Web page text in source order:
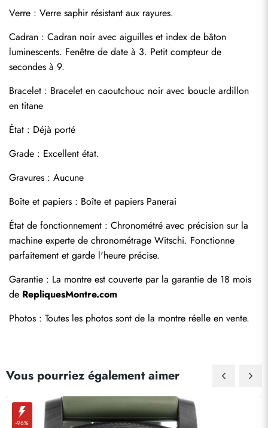
Verre : Verre saphir résistant aux rayures.
Cadran : Cadran noir avec aiguilles et index de bâton
luminescents. Fenêtre de date à 3. Petit compteur de
secondes à 9.
Bracelet : Bracelet en caoutchouc noir avec boucle ardillon
en titane
État : Déjà porté
Grade : Excellent état.
Gravures : Aucune
Boîte et papiers : Boîte et papiers Panerai
État de fonctionnement : Chronométré avec précision sur la
machine experte de chronométrage Witschi. Fonctionne
parfaitement et garde l'heure précise.
Garantie : La montre est couverte par la garantie de 18 mois
de RepliquesMontre.com
Photos : Toutes les photos sont de la montre réelle en vente.
Vous pourriez également aimer
-96%